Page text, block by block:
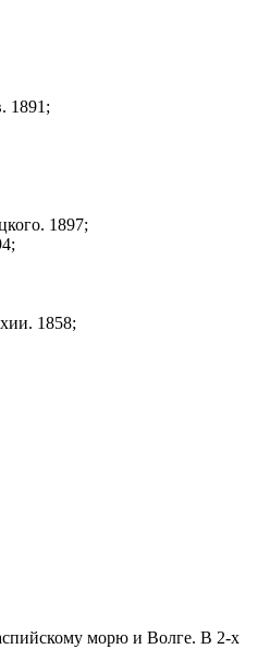
1891;
1897;
1858;
морю и Волге. В 2-х